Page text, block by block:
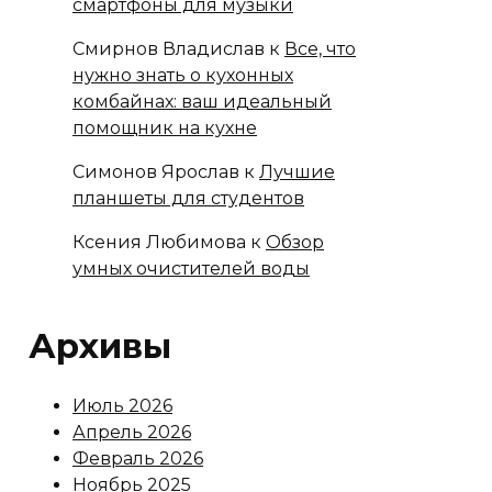
смартфоны для музыки
Смирнов Владислав к Все, что
нужно знать о кухонных
комбайнах: ваш идеальный
помощник на кухне
Симонов Ярослав к Лучшие
планшеты для студентов
Ксения Любимова к Обзор
умных очистителей воды
Архивы
Июль 2026
Апрель 2026
Февраль 2026
Ноябрь 2025